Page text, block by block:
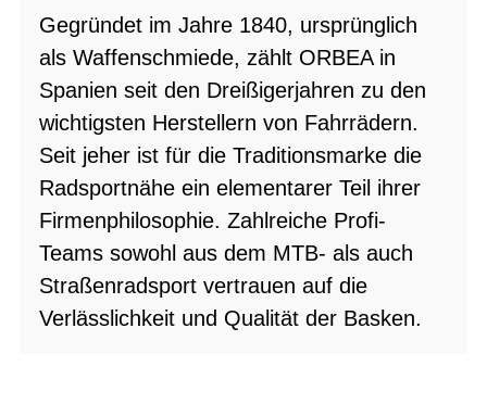
Gegründet im Jahre 1840, ursprünglich
als Waffenschmiede, zählt ORBEA in
Spanien seit den Dreißigerjahren zu den
wichtigsten Herstellern von Fahrrädern.
Seit jeher ist für die Traditionsmarke die
Radsportnähe ein elementarer Teil ihrer
Firmenphilosophie. Zahlreiche Profi-
Teams sowohl aus dem MTB- als auch
Straßenradsport vertrauen auf die
Verlässlichkeit und Qualität der Basken.